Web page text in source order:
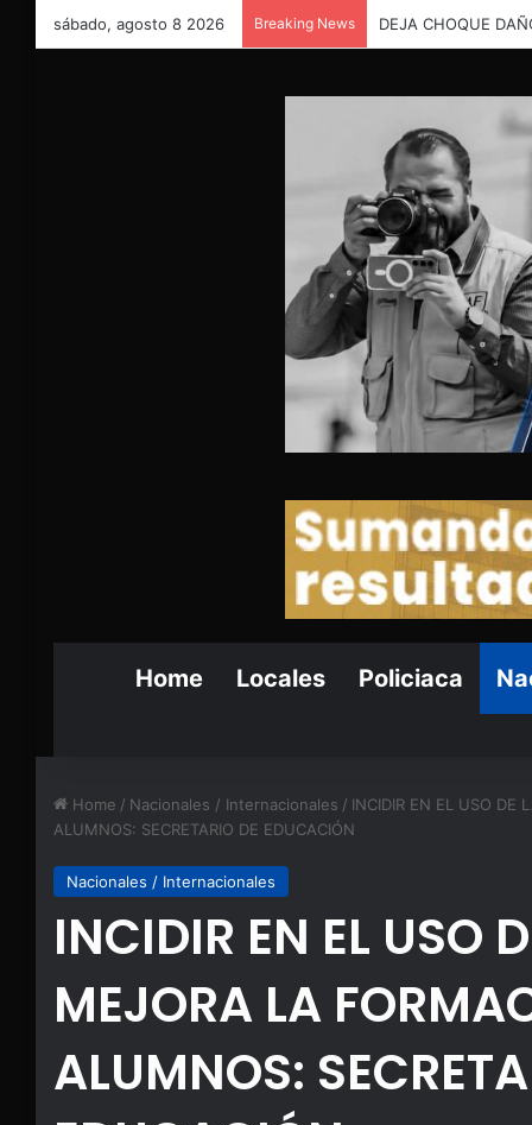
sábado, agosto 8 2026 Breaking News DEJA CHOQUE
Home Locales Policiaca
Home / Nacionales / Internacionales / INCIDIR EN EL USO DE
ALUMNOS: SECRETARIO DE EDUCACIÓN
Nacionales / Internacionales
INCIDIR EN EL USO
MEJORA LA
ALUMNOS: